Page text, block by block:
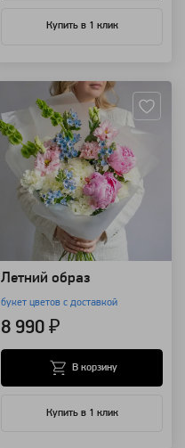
Купить в 1 клик
Летний образ
букет цветов с доставкой
8 990 ₽
Купить в 1 клик
В корзину